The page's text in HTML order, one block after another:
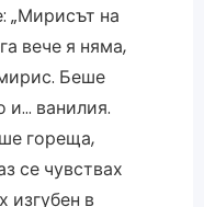
„Мирисът на
вече я няма,
Беше
и… ванилия.
гореща,
се чувствах
изгубен в